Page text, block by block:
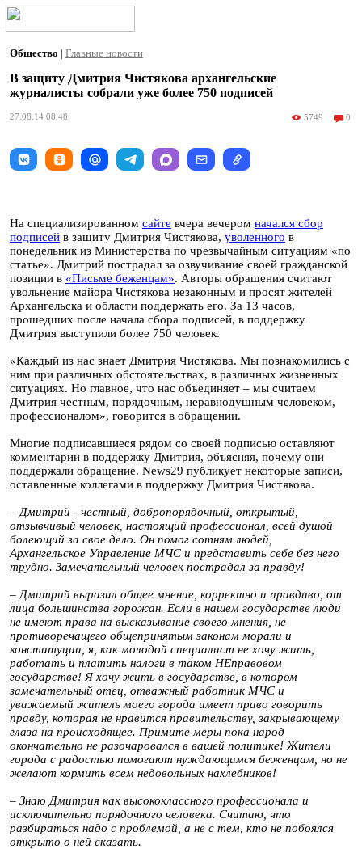
Общество | Главные новости
В защиту Дмитрия Чистякова архангельские
журналисты собрали уже более 750 подписей
27.08.14 08:48 5749 0
На специализированном сайте вчера вечером начался сбор
подписей в защиту Дмитрия Чистякова, уволенного в
понедельник из Министерства по чрезвычайным ситуациям «по
статье». Дмитрий пострадал за озвучивание своей гражданской
позиции в «Письме беженцам». Авторы обращения считают
увольнение майора Чистякова незаконным и просят жителей
Архангельска и области поддержать его. За 13 часов,
прошедших после начала сбора подписей, в поддержку
Дмитрия выступили более 750 человек.
«Каждый из нас знает Дмитрия Чистякова. Мы познакомились с
ним при различных обстоятельствах, в различных жизненных
ситуациях. Но главное, что нас объединяет – мы считаем
Дмитрия честным, порядочным, неравнодушным человеком,
профессионалом», говорится в обращении.
Многие подписавшиеся рядом со своей подписью оставляют
комментарии в поддержку Дмитрия, объясняя, почему они
поддержали обращение. News29 публикует некоторые записи,
оставленные коллегами в поддержку Дмитрия Чистякова.
– Дмитрий - честный, добропорядочный, открытый,
отзывчивый человек, настоящий профессионал, всей душой
болеющий за свое дело. Он помог сотням людей,
Архангельское Управление МЧС и представить себе без него
трудно. Замечательный человек пострадал за правду!
– Дмитрий выразил общее мнение, корректно и правдиво, от
лица большинства горожан. Если в нашем государстве люди
не имеют права на высказывание своего мнения, не
противоречащего общепринятым законам морали и
конституции, я, как молодой специалист не хочу жить,
работать и платить налоги в таком НЕправовом
государстве! Я хочу жить в государстве, в котором
замечательный отец, отважный работник МЧС и
уважаемый житель моего города имеет право говорить
правду, которая не нравится правительству, закрывающему
глаза на происходящее. Примите меры пока народ
окончательно не разочаровался в вашей политике! Жители
города с радостью помогают нуждающимся беженцам, но не
желают кормить всем недовольных нахлебников!
– Знаю Дмитрия как высококлассного профессионала и
исключительно порядочного человека. Считаю, что
разбираться надо с проблемой, а не с тем, кто не побоялся
открыто о ней сказать.